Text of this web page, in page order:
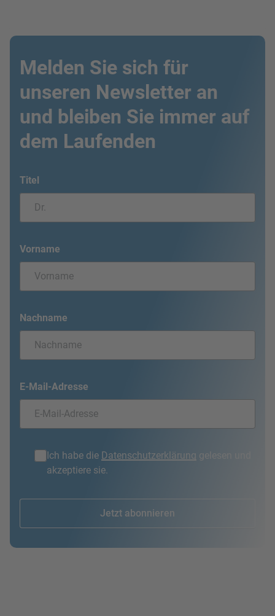
Melden Sie sich für
unseren Newsletter an
und bleiben Sie immer auf
dem Laufenden
Titel
Vorname
Nachname
E-Mail-Adresse
Ich habe die Datenschutzerklärung gelesen und
akzeptiere sie.
Jetzt abonnieren